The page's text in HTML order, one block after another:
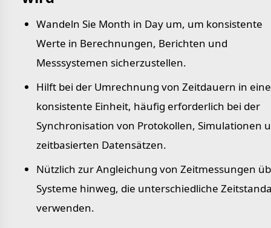
Wandeln Sie Month in Day um, um konsistente
Werte in Berechnungen, Berichten und
Messsystemen sicherzustellen.
Hilft bei der Umrechnung von Zeitdauern in eine
konsistente Einheit, häufig erforderlich bei der
Synchronisation von Protokollen, Simulationen
zeitbasierten Datensätzen.
Nützlich zur Angleichung von Zeitmessungen
Systeme hinweg, die unterschiedliche
verwenden.